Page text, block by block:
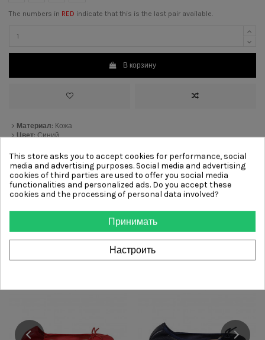
The numbers in RED indicate that this is the last pair available.
В корзину
> Материал: Кожа
>Цвет:Синий
>Подкладка:Кожа
>Подошва: Резиновый
>Отделка: Бант
Other products from same
category
-28,00 € -28,00 €
This store asks you to accept cookies for performance, social
media and advertising purposes. Social media and advertising
cookies of third parties are used to offer you social media
functionalities and personalized ads. Do you accept these
cookies and the processing of personal data involved?
Принимать
Настроить